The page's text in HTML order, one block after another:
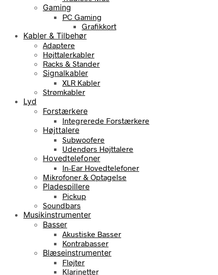
Gaming
PC Gaming
Grafikkort
Kabler & Tilbehør
Adaptere
Højttalerkabler
Racks & Stander
Signalkabler
XLR Kabler
Strømkabler
Lyd
Forstærkere
Integrerede Forstærkere
Højttalere
Subwoofere
Udendørs Højttalere
Hovedtelefoner
In-Ear Hovedtelefoner
Mikrofoner & Optagelse
Pladespillere
Pickup
Soundbars
Musikinstrumenter
Basser
Akustiske Basser
Kontrabasser
Blæseinstrumenter
Fløjter
Klarinetter